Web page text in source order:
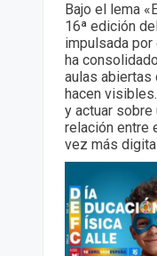
Bajo el lema
16ª edición
impulsada por
ha
aulas abiertas
hacen
y actuar sobre
relación entre
vez más